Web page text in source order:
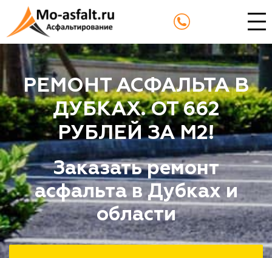
РЕМОНТ АСФАЛЬТА В
ДУБКАХ. ОТ 662
РУБЛЕЙ ЗА М2!
Заказать ремонт
асфальта в Дубках и
области